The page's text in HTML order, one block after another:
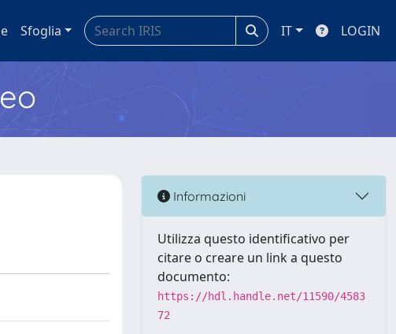
Sfoglia IT LOGIN
Informazioni
Utilizza questo identificativo per
citare o creare un link a questo
documento:
https://hdl.handle.net/11590/4583
72